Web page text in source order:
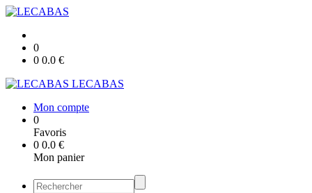
0
0 0.0 €
LECABAS
Mon compte
0
Favoris
0 0.0 €
Mon panier